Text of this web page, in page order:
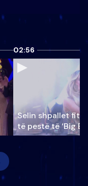
02:56
Selin shpallet
të pestë të ‘Big